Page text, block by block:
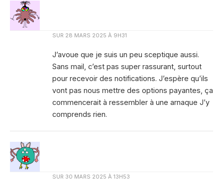
SUR 28 MARS 2025 À 9H31
J’avoue que je suis un peu sceptique aussi.
Sans mail, c’est pas super rassurant, surtout
pour recevoir des notifications. J’espère qu’ils
vont pas nous mettre des options payantes, ça
commencerait à ressembler à une arnaque J’y
comprends rien.
SUR 30 MARS 2025 À 13H53